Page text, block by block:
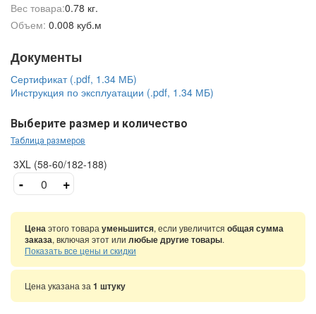
Вес товара:0.78 кг.
Объем: 0.008 куб.м
Документы
Сертификат (.pdf, 1.34 МБ)
Инструкция по эксплуатации (.pdf, 1.34 МБ)
Выберите размер и количество
Таблица размеров
3XL (58-60/182-188)
- +
Ценаэтого товара уменьшится, если увеличится общая сумма
заказа, включая этот или любые другие товары.
Показать все цены и скидки
Цена указана за 1 штуку